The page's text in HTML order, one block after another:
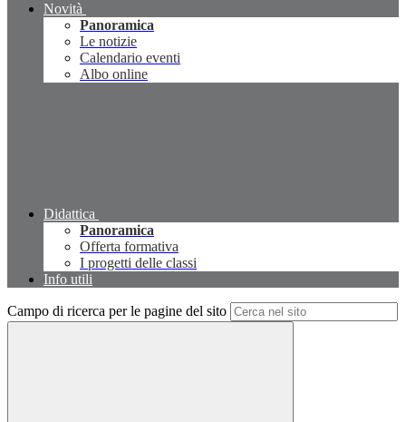
Novità
Panoramica
Le notizie
Calendario eventi
Albo online
Didattica
Panoramica
Offerta formativa
I progetti delle classi
Info utili
Campo di ricerca per le pagine del sito